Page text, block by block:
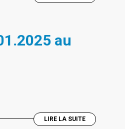
au
LIRE LA SUITE